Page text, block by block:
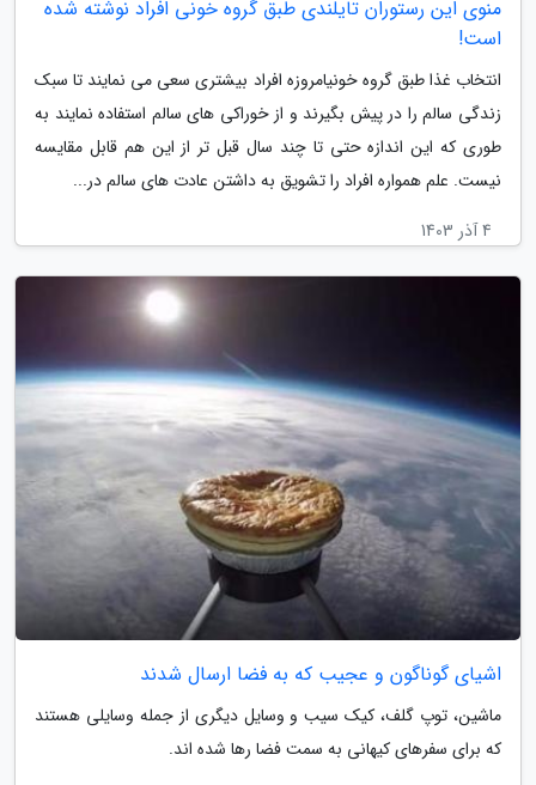
منوی این رستوران تایلندی طبق گروه خونی افراد نوشته شده
است!
انتخاب غذا طبق گروه خونیامروزه افراد بیشتری سعی می نمایند تا سبک
زندگی سالم را در پیش بگیرند و از خوراکی های سالم استفاده نمایند به
طوری که این اندازه حتی تا چند سال قبل تر از این هم قابل مقایسه
نیست. علم همواره افراد را تشویق به داشتن عادت های سالم در...
4 آذر 1403
اشیای گوناگون و عجیب که به فضا ارسال شدند
ماشین، توپ گلف، کیک سیب و وسایل دیگری از جمله وسایلی هستند
که برای سفرهای کیهانی به سمت فضا رها شده اند.